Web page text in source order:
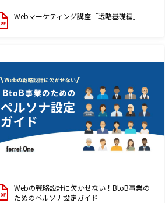
Webマーケティング講座「戦略基礎編」
Webの戦略設計に欠かせない！BtoB事業の
ためのペルソナ設定ガイド